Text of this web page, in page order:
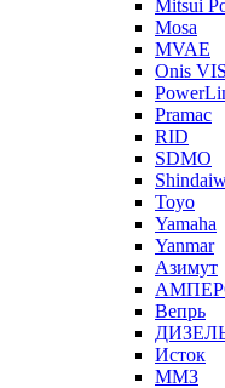
Mitsui
Mosa
MVAE
Onis
Pramac
RID
SDMO
Toyo
Yamaha
Yanmar
Азимут
Вепрь
Исток
ММЗ